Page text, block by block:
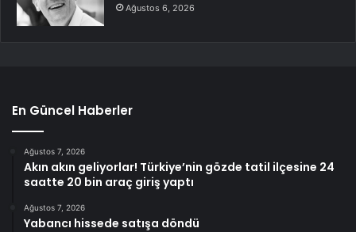
Ağustos 6, 2026
En Güncel Haberler
Ağustos 7, 2026
Akın akın geliyorlar! Türkiye’nin gözde tatil ilçesine 24
saatte 20 bin araç giriş yaptı
Ağustos 7, 2026
Yabancı hissede satışa döndü